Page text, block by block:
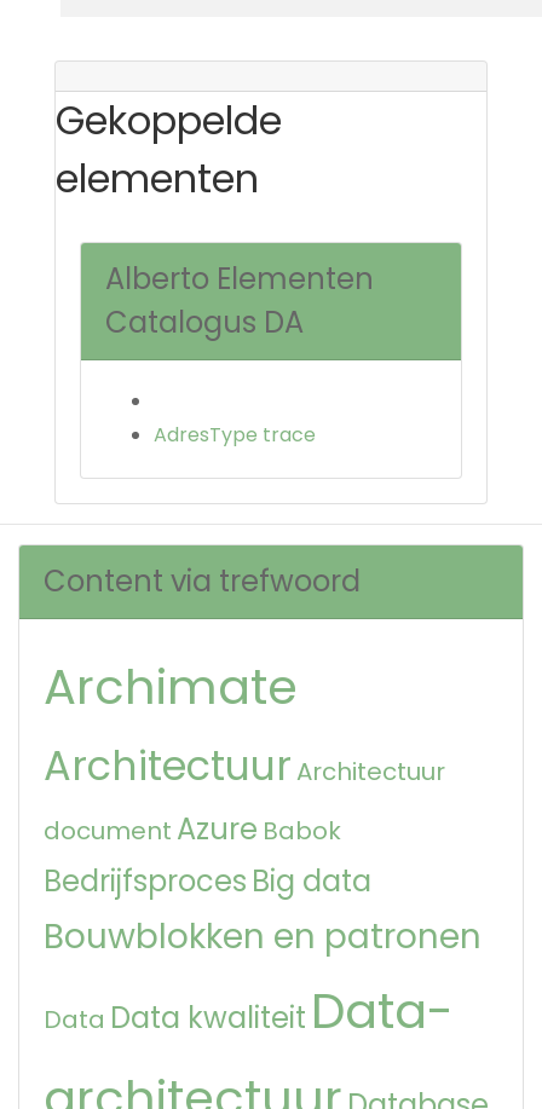
Gekoppelde
elementen
Alberto Elementen
Catalogus DA
AdresType trace
Content via trefwoord
Archimate
Architectuur Architectuur
document Azure Babok
Bedrijfsproces Big data
Bouwblokken en patronen
Data Data kwaliteit Data-